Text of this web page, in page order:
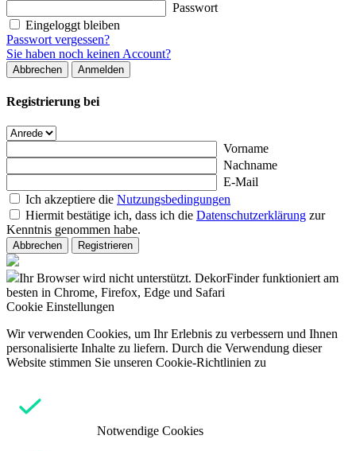
Passwort
Eingeloggt bleiben
Passwort vergessen?
Sie haben noch keinen Account?
Abbrechen Anmelden
Registrierung bei
Vorname
Nachname
E-Mail
Ich akzeptiere die Nutzungsbedingungen
Hiermit bestätige ich, dass ich die Datenschutzerklärung zur
Kenntnis genommen habe.
Abbrechen Registrieren
Ihr Browser wird nicht unterstützt. DekorFinder funktioniert am
besten in Chrome, Firefox, Edge und Safari
Cookie Einstellungen
Wir verwenden Cookies, um Ihr Erlebnis zu verbessern und Ihnen
personalisierte Inhalte zu liefern. Durch die Verwendung dieser
Website stimmen Sie unseren Cookie-Richtlinien zu
Notwendige Cookies